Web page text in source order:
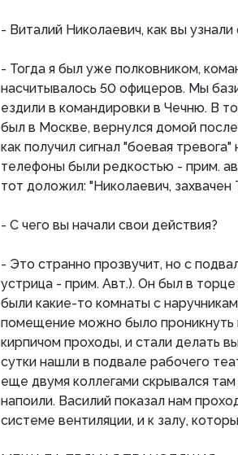
- Виталий Николаевич, как вы
- Тогда я был уже полковником,
насчитывалось 50 офицеров. Мы
ездили в командировки в Чечню. В
был в Москве, вернулся домой
как получил сигнал "боевая
телефоны были редкостью - прим.
тот доложил: "Николаевич,
- С чего вы начали свои действия?
- Это странно прозвучит, но с
устрица - прим. Авт.). Он был в
были какие-то комнаты с
помещение можно было
кирпичом проходы, и стали делать
сутки нашли в подвале рабочего
еще двумя коллегами скрывался
напоили. Василий показал нам
системе вентиляции, и к залу,